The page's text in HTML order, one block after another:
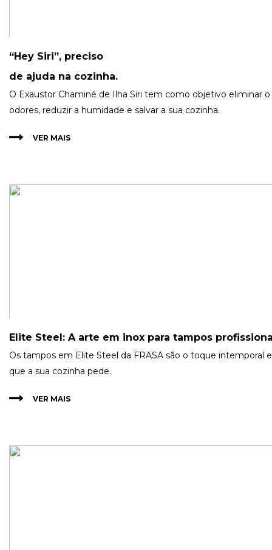
“Hey Siri”, preciso
de ajuda na cozinha.
O Exaustor Chaminé de Ilha Siri tem como objetivo eliminar
odores, reduzir a humidade e salvar a sua cozinha.
VER MAIS
Elite Steel: A arte em inox para tampos
Os tampos em Elite Steel da FRASA são o toque intemporal
que a sua cozinha pede.
VER MAIS